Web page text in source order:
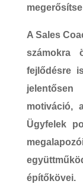
A Sales
számokra
fejlődésre
motiváció,
Ügyfelek
építőkövei.